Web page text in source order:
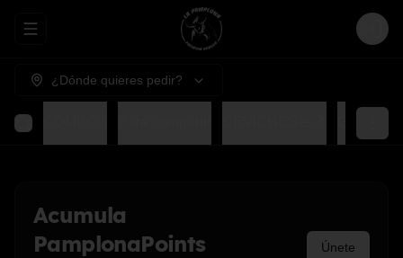
Abrir menu de navegación Login
¿Dónde quieres pedir?
Acumula
PamplonaPoints
Únete